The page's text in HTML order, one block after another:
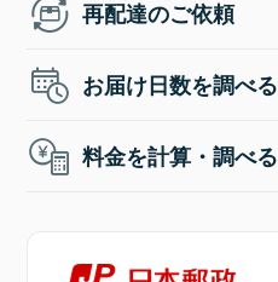
再配達のご依頼
お届け日数を調べる
料金を計算・調べる